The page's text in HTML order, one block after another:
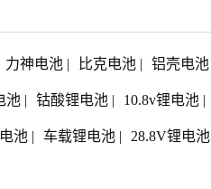
力神电池 | 比克电池 | 铝壳电池
池 | 钴酸锂电池 | 10.8v锂电池 |
池 | 车载锂电池 | 28.8V锂电池